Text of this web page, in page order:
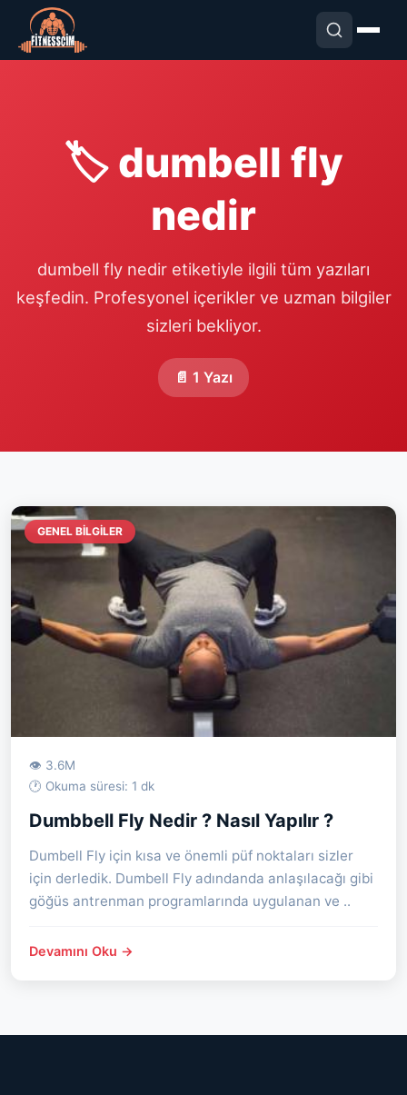
🏷️ dumbell fly
nedir
dumbell fly nedir etiketiyle ilgili tüm yazıları
keşfedin. Profesyonel içerikler ve uzman bilgiler
sizleri bekliyor.
📄 1 Yazı
GENEL BILGILER
👁 3.6M
🕐 Okuma süresi: 1 dk
Dumbbell Fly Nedir ? Nasıl Yapılır ?
Dumbell Fly için kısa ve önemli püf noktaları sizler
için derledik. Dumbell Fly adındanda anlaşılacağı gibi
göğüs antrenman programlarında uygulanan ve ..
Devamını Oku →